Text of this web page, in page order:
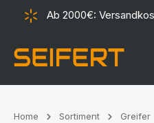
springenAb 2000€:
Home Sortiment Greifer